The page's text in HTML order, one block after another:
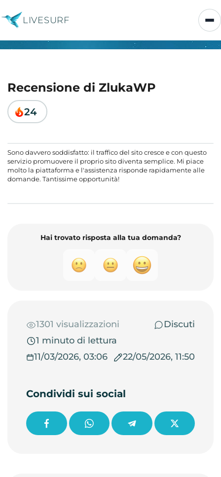
LIVESURF
Recensione di ZlukaWP
24
Sono davvero soddisfatto: il traffico del sito cresce e con questo
servizio promuovere il proprio sito diventa semplice. Mi piace
molto la piattaforma e l'assistenza risponde rapidamente alle
domande. Tantissime opportunità!
Hai trovato risposta alla tua domanda?
1301 visualizzazioni
Discuti
1 minuto di lettura
11/03/2026, 03:06
22/05/2026, 11:50
Condividi sui social